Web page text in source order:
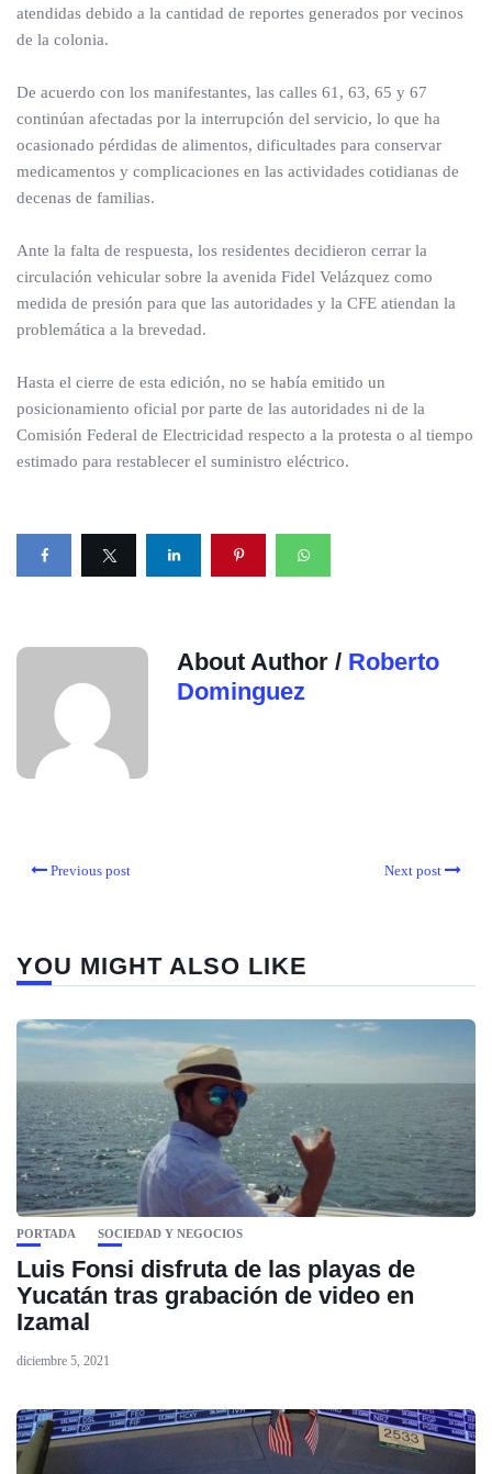
atendidas debido a la cantidad de reportes generados por vecinos
de la colonia.
De acuerdo con los manifestantes, las calles 61, 63, 65 y 67
continúan afectadas por la interrupción del servicio, lo que ha
ocasionado pérdidas de alimentos, dificultades para conservar
medicamentos y complicaciones en las actividades cotidianas de
decenas de familias.
Ante la falta de respuesta, los residentes decidieron cerrar la
circulación vehicular sobre la avenida Fidel Velázquez como
medida de presión para que las autoridades y la CFE atiendan la
problemática a la brevedad.
Hasta el cierre de esta edición, no se había emitido un
posicionamiento oficial por parte de las autoridades ni de la
Comisión Federal de Electricidad respecto a la protesta o al tiempo
estimado para restablecer el suministro eléctrico.
About Author / Roberto
Dominguez
Previous post Next post
YOU MIGHT ALSO LIKE
PORTADA SOCIEDAD Y NEGOCIOS
Luis Fonsi disfruta de las playas de
Yucatán tras grabación de video en
Izamal
diciembre 5, 2021